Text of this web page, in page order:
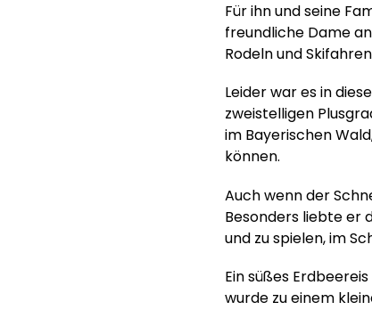
Für ihn und seine
freundliche Dame
Rodeln und
Leider war es in
zweistelligen
im Bayerischen
können.
Auch wenn der
Besonders liebte er
und zu spielen, im
Ein süßes
wurde zu einem